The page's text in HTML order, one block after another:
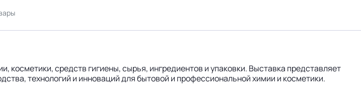
средств гигиены, сырья, ингредиентов и упаковки. Выставка представляет
технологий и инноваций для бытовой и профессиональной химии и косметики.